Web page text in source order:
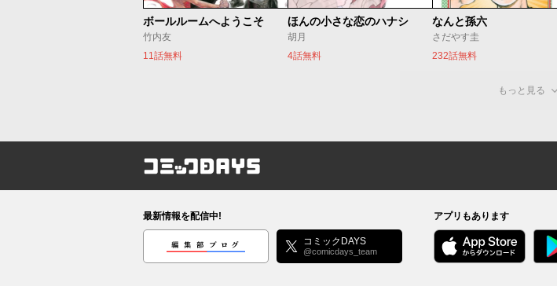
ボールルームへようこそ
竹内友
11話無料
ほんの小さな恋のハナシ
胡月
4話無料
なんと孫六
さだやす圭
232話無料
もっと見る
コミックDAYS
最新情報を配信中!
編集部ブログ コミックDAYS
@comicdays_team
アプリもあります